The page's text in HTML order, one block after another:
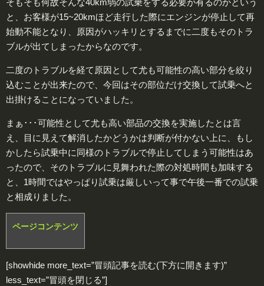
そもそも何故そんな40km弱の試乗をする必要が有るのかという
と、お客様が15~20kmほど走行した際にエンジンが停止して再
始動不能となり、原因がハッキリとするまでに二度もそのトラ
ブルが出てしまったからなのです。
二度のトラブルを経て原因として尤も可能性の高い部分を絞り
込むことが出来たので、今回はその部位だけ交換して試乗へと
出掛けることになっていました。
まぁ･･･可能性として尤も高い部品の交換を実施したとは言
え、目に見えて解消したかどうかは判断が付かない上に、もし
かしたら試乗中に同様のトラブルで停止してしまう可能性はあ
ったので、そのトラブルに見舞われた際の対処時間も加味する
と、1時間ではやっぱり試乗は厳しいって事で午後一番での試乗
と相成りました。
ページコンテンツ
[showhide more_text=”冒頭記事を読む(下方に開きます)”
less_text=”冒頭を閉じる”]